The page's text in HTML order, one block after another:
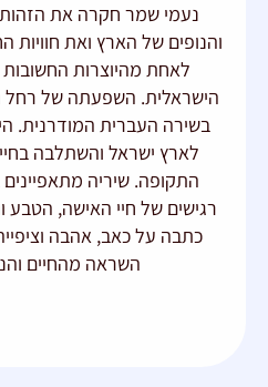
נעמי שמר חקרה את הזהות
והנופים של הארץ ואת חוויות
לאחת מהיוצרות החשובות
הישראלית. השפעתה של רחל
בשירה העברית המודרנית.
לארץ ישראל והשתלבה
התקופה. שיריה מתאפיינים
רגישים של חיי האישה, הטבע
כתבה על כאב, אהבה
השראה מהחיים